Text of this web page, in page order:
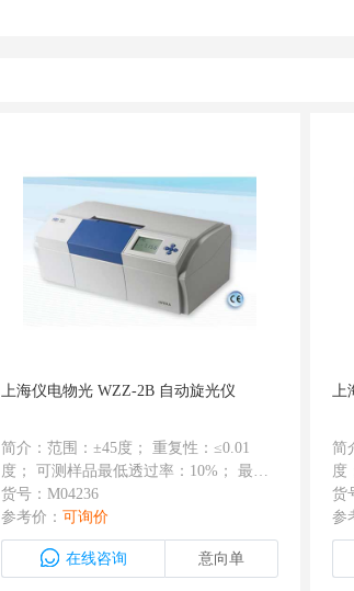
上海仪电物光 WZZ-2B 自动旋光仪
简介：范围：±45度； 重复性：≤0.01
度； 可测样品最低透过率：10%； 最小
读数单位：0.002度； 有RS232接口； 保
存三次复测数据并计算平均值； 发光二
级管加滤光片代替钠光灯，终身不用换
货号：M04236
参考价： 可询价
在线咨询 意向单
上
简
度
数
次
加
货
参